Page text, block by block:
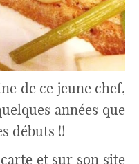
de ce jeune chef,
années que
débuts !!
et sur son site